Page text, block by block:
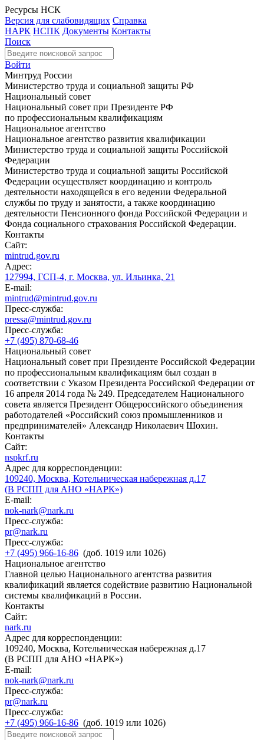
Ресурсы НСК
Версия для слабовидящих Справка
НАРК НСПК Документы Контакты
Поиск
Войти
Минтруд России
Министерство труда и социальной защиты РФ
Национальный совет
Национальный совет при Президенте РФ
по профессиональным квалификациям
Национальное агентство
Национальное агентство развития квалификации
Министерство труда и социальной защиты Российской
Федерации
Министерство труда и социальной защиты Российской
Федерации осуществляет координацию и контроль
деятельности находящейся в его ведении Федеральной
службы по труду и занятости, а также координацию
деятельности Пенсионного фонда Российской Федерации и
Фонда социального страхования Российской Федерации.
Контакты
Сайт:
mintrud.gov.ru
Адрес:
127994, ГСП-4, г. Москва, ул. Ильинка, 21
E-mail:
mintrud@mintrud.gov.ru
Пресс-служба:
pressa@mintrud.gov.ru
Пресс-служба:
+7 (495) 870-68-46
Национальный совет
Национальный совет при Президенте Российской Федерации
по профессиональным квалификациям был создан в
соответствии с Указом Президента Российской Федерации от
16 апреля 2014 года № 249. Председателем Национального
совета является Президент Общероссийского объединения
работодателей «Российский союз промышленников и
предпринимателей» Александр Николаевич Шохин.
Контакты
Сайт:
nspkrf.ru
Адрес для корреспонденции:
109240, Москва, Котельническая набережная д.17
(В РСПП для АНО «НАРК»)
E-mail:
nok-nark@nark.ru
Пресс-служба:
pr@nark.ru
Пресс-служба:
+7 (495) 966-16-86 (доб. 1019 или 1026)
Национальное агентство
Главной целью Национального агентства развития
квалификаций является содействие развитию Национальной
системы квалификаций в России.
Контакты
Сайт:
nark.ru
Адрес для корреспонденции:
109240, Москва, Котельническая набережная д.17
(В РСПП для АНО «НАРК»)
E-mail:
nok-nark@nark.ru
Пресс-служба:
pr@nark.ru
Пресс-служба:
+7 (495) 966-16-86 (доб. 1019 или 1026)